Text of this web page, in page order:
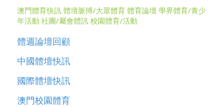
澳門體育快訊 體壇脈搏/大眾體育 體育論壇 學界體育/青少
年活動 社團/屬會體訊 校園體育/活動
體週論壇回顧
中國體壇快訊
國際體壇快訊
澳門校園體育